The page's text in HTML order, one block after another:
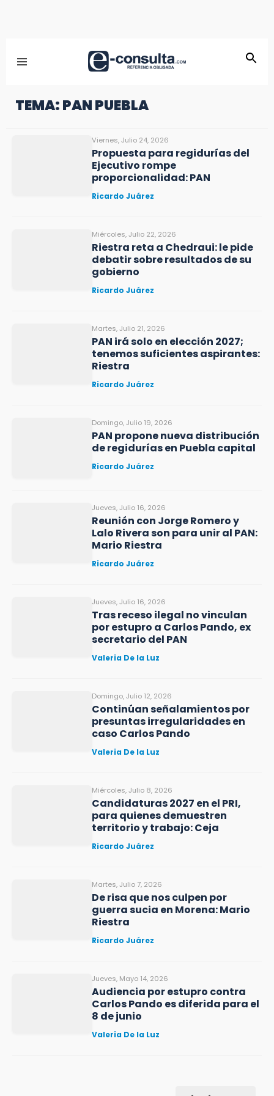
TEMA: PAN PUEBLA
Viernes, Julio 24, 2026
Propuesta para regidurías del
Ejecutivo rompe
proporcionalidad: PAN
Ricardo Juárez
Miércoles, Julio 22, 2026
Riestra reta a Chedraui: le pide
debatir sobre resultados de su
gobierno
Ricardo Juárez
Martes, Julio 21, 2026
PAN irá solo en elección 2027;
tenemos suficientes aspirantes:
Riestra
Ricardo Juárez
Domingo, Julio 19, 2026
PAN propone nueva distribución
de regidurías en Puebla capital
Ricardo Juárez
Jueves, Julio 16, 2026
Reunión con Jorge Romero y
Lalo Rivera son para unir al PAN:
Mario Riestra
Ricardo Juárez
Jueves, Julio 16, 2026
Tras receso ilegal no vinculan
por estupro a Carlos Pando, ex
secretario del PAN
Valeria De la Luz
Domingo, Julio 12, 2026
Continúan señalamientos por
presuntas irregularidades en
caso Carlos Pando
Valeria De la Luz
Miércoles, Julio 8, 2026
Candidaturas 2027 en el PRI,
para quienes demuestren
territorio y trabajo: Ceja
Ricardo Juárez
Martes, Julio 7, 2026
De risa que nos culpen por
guerra sucia en Morena: Mario
Riestra
Ricardo Juárez
Jueves, Mayo 14, 2026
Audiencia por estupro contra
Carlos Pando es diferida para el
8 de junio
Valeria De la Luz